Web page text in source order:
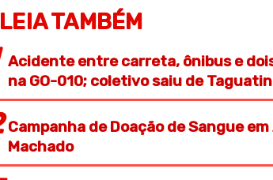
LEIA TAMBÉM
Acidente entre carreta, ônibus e
na GO-010; coletivo saiu de
Campanha de Doação de Sangue
Machado